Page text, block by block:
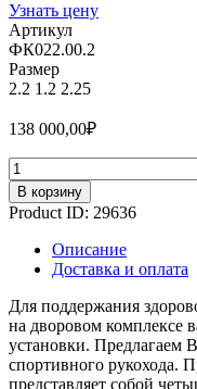
Узнать цену
Артикул
ФК022.00.2
Размер
2.2 1.2 2.25
138 000,00₽
Количество
В корзину
Product ID: 29636
Описание
Доставка и оплата
Для поддержания
на дворовом комплексе
установки. Предлагаем
спортивного рукохода.
представляет собой